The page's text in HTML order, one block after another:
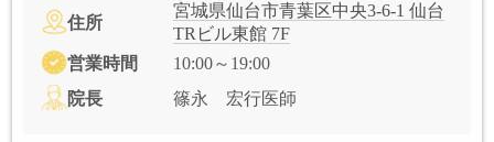
住所
宮城県仙台市青葉区中央3-6-1 仙台
TRビル東館 7F
営業時間
10:00～19:00
院長
篠永 宏行医師